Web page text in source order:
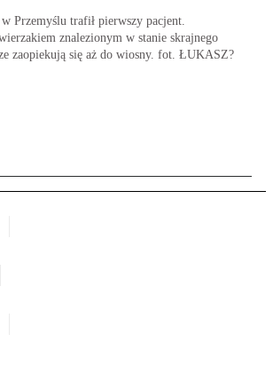
Przemyślu trafił pierwszy pacjent.
znalezionym w stanie skrajnego
zaopiekują się aż do wiosny. fot. ŁUKASZ?